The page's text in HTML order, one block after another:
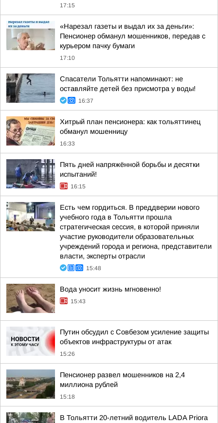
17:15
«Нарезал газеты и выдал их за деньги»:
Пенсионер обманул мошенников, передав с
курьером пачку бумаги
17:10
Спасатели Тольятти напоминают: не
оставляйте детей без присмотра у воды!
16:37
Хитрый план пенсионера: как тольяттинец
обманул мошенницу
16:33
Пять дней напряжённой борьбы и десятки
испытаний!
16:15
Есть чем гордиться. В преддверии нового
учебного года в Тольятти прошла
стратегическая сессия, в которой приняли
участие руководители образовательных
учреждений города и региона, представители
власти, эксперты отрасли
15:48
Вода уносит жизнь мгновенно!
15:43
Путин обсудил с Совбезом усиление защиты
объектов инфраструктуры от атак
15:26
Пенсионер развел мошенников на 2,4
миллиона рублей
15:18
В Тольятти 20-летний водитель LADA Priora